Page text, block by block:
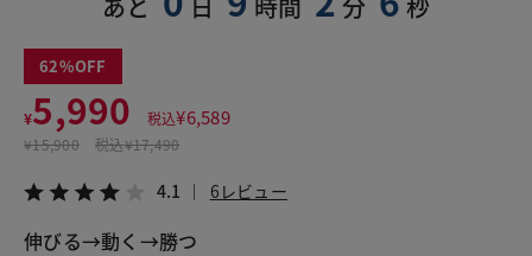
62
¥5,990 税込¥6,589
¥15,900 税込¥17,490
4.1 6レビュー
伸びる→動く→勝つ